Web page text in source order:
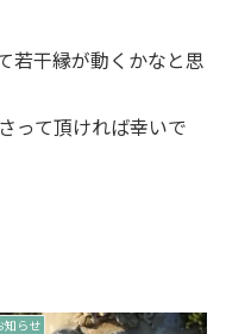
若干縁が動くかなと思
って頂ければ幸いで
知らせ